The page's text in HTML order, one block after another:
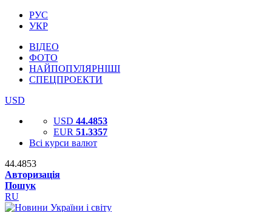
РУС
УКР
ВІДЕО
ФОТО
НАЙПОПУЛЯРНІШІ
СПЕЦПРОЕКТИ
USD
USD 44.4853
EUR 51.3357
Всі курси валют
44.4853
Авторизація
Пошук
RU